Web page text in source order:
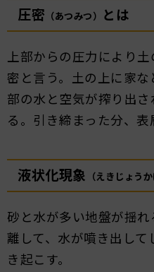
圧密 （あつみつ） とは
上部からの圧力により
密と言う。土の上に家
部の水と空気が搾り出
る。引き締まった分、表
液状化現象 （えきじょう
砂と水が多い地盤が揺
離して、水が噴き出し
き起こす。